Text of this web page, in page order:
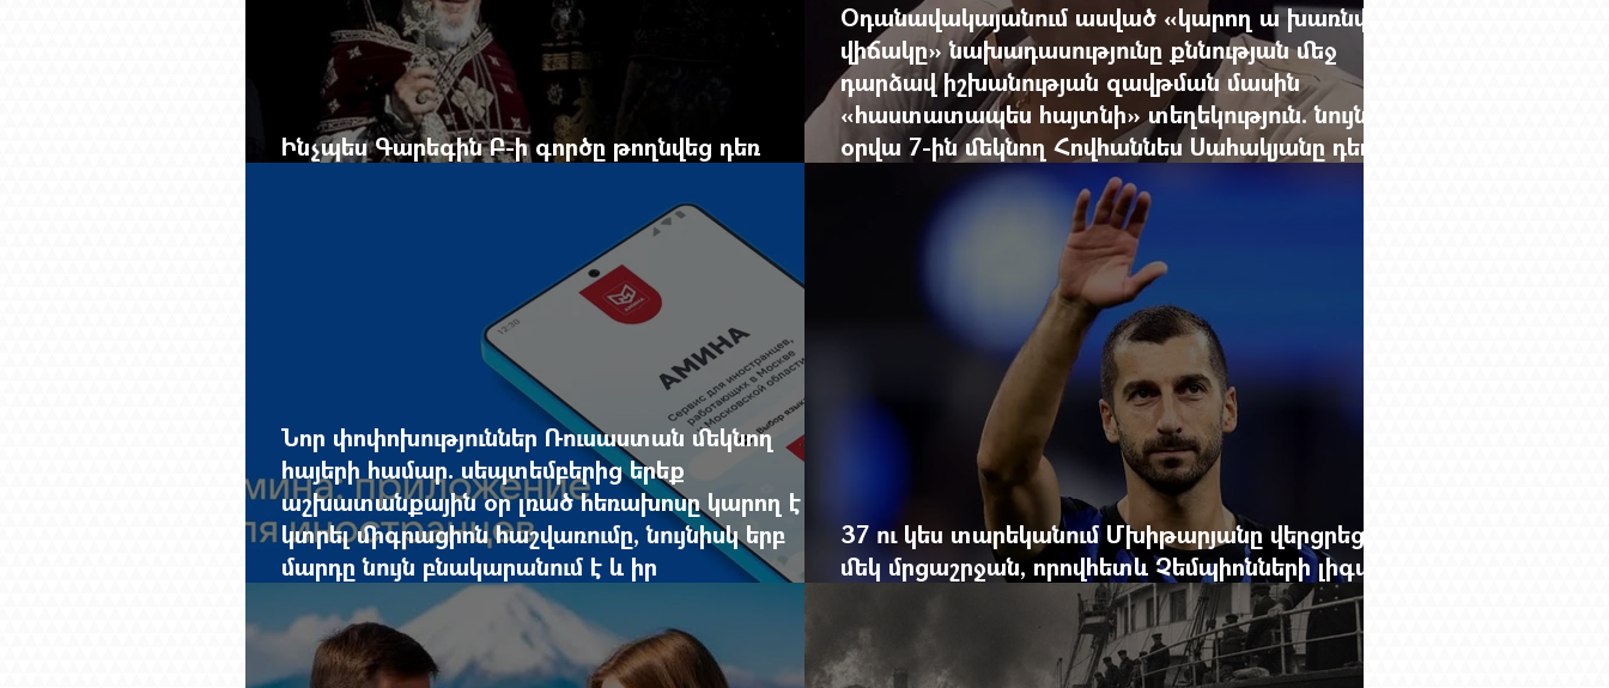
Ինչպես Գարեգին Բ-ի գործը թողնվեց դեռ
Օդանավակայանում ասված «կարող ա խառնվի
վիճակը» նախադասությունը քննության մեջ
դարձավ իշխանության զավթման մասին
«հաստատապես հայտնի» տեղեկություն. նույն
օրվա 7-ին մեկնող Հովհաննես Սահակյանը դեռ
Երևանում է
Նոր փոփոխություններ Ռուսաստան մեկնող
հայերի համար. սեպտեմբերից երեք
աշխատանքային օր լռած հեռախոսը կարող է
կտրել միգրացիոն հաշվառումը, նույնիսկ երբ
մարդը նույն բնակարանում է և իր
փաստաթղթերը կարգին են
37 ու կես տարեկանում Մխիթարյանը վերցրեց ևս
մեկ մրցաշրջան, որովհետև Չեմպիոնների լիգայի
պատմությունը դեռ փակված չէ